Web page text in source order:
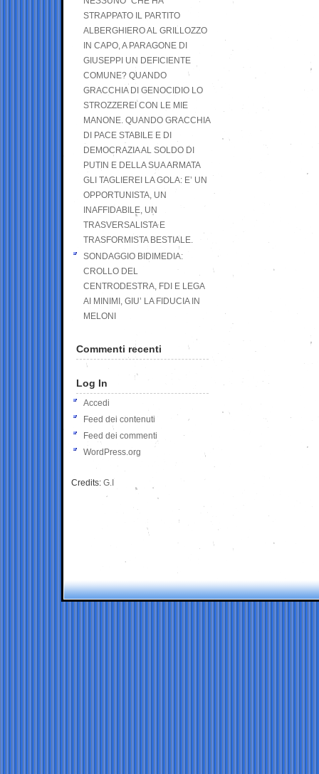
STRAPPATO IL PARTITO
ALBERGHIERO AL GRILLOZZO
IN CAPO, A PARAGONE DI
GIUSEPPI UN DEFICIENTE
COMUNE? QUANDO
GRACCHIA DI GENOCIDIO LO
STROZZEREI CON LE MIE
MANONE. QUANDO GRACCHIA
DI PACE STABILE E DI
DEMOCRAZIA AL SOLDO DI
PUTIN E DELLA SUA ARMATA
GLI TAGLIEREI LA GOLA: E’ UN
OPPORTUNISTA, UN
INAFFIDABILE, UN
TRASVERSALISTA E
TRASFORMISTA BESTIALE.
SONDAGGIO BIDIMEDIA:
CROLLO DEL
CENTRODESTRA, FDI E LEGA
AI MINIMI, GIU’ LA FIDUCIA IN
MELONI
Commenti recenti
Log In
Accedi
Feed dei contenuti
Feed dei commenti
WordPress.org
Credits: G.I